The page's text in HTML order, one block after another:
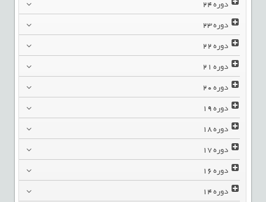
دوره24
دوره23
دوره22
دوره21
دوره20
دوره19
دوره18
دوره17
دوره16
دوره14